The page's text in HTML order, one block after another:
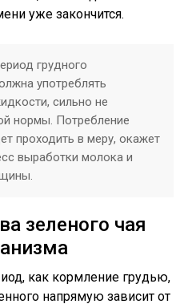
уже закончится.
грудного
употреблять
сильно не
нормы. Потребление
проходить в меру, окажет
выработки молока и
зеленого чая
как кормление грудью,
напрямую зависит от